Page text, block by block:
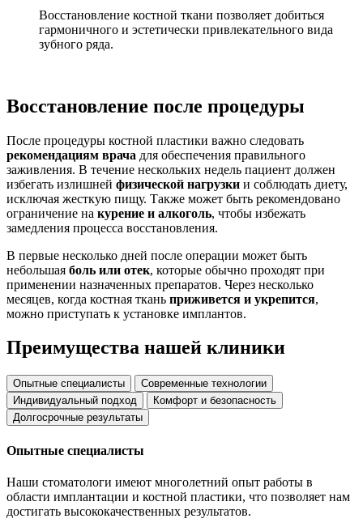
Восстановление костной ткани позволяет добиться
гармоничного и эстетически привлекательного вида
зубного ряда.
Восстановление после процедуры
После процедуры костной пластики важно следовать
рекомендациям врача для обеспечения правильного
заживления. В течение нескольких недель пациент должен
избегать излишней физической нагрузки и соблюдать диету,
исключая жесткую пищу. Также может быть рекомендовано
ограничение на курение и алкоголь, чтобы избежать
замедления процесса восстановления.
В первые несколько дней после операции может быть
небольшая боль или отек, которые обычно проходят при
применении назначенных препаратов. Через несколько
месяцев, когда костная ткань приживется и укрепится,
можно приступать к установке имплантов.
Преимущества нашей клиники
Опытные специалисты
Современные технологии
Индивидуальный подход
Комфорт и безопасность
Долгосрочные результаты
Опытные специалисты
Наши стоматологи имеют многолетний опыт работы в
области имплантации и костной пластики, что позволяет нам
достигать высококачественных результатов.